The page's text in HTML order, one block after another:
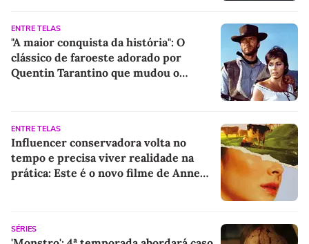
ENTRE TELAS
"A maior conquista da história": O
clássico de faroeste adorado por
Quentin Tarantino que mudou o
ENTRE TELAS
Influencer conservadora volta no
tempo e precisa viver realidade na
prática: Este é o novo filme de Anne
SÉRIES